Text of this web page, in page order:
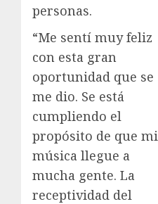
personas.
“Me sentí muy feliz
con esta gran
oportunidad que se
me dio. Se está
cumpliendo el
propósito de que mi
música llegue a
mucha gente. La
receptividad del